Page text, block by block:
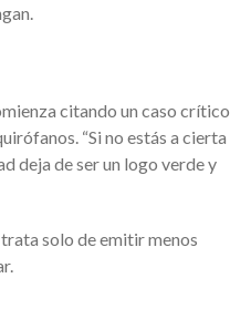
citando un caso crítico
“Si no estás a cierta
deja de ser un logo verde y
solo de emitir menos